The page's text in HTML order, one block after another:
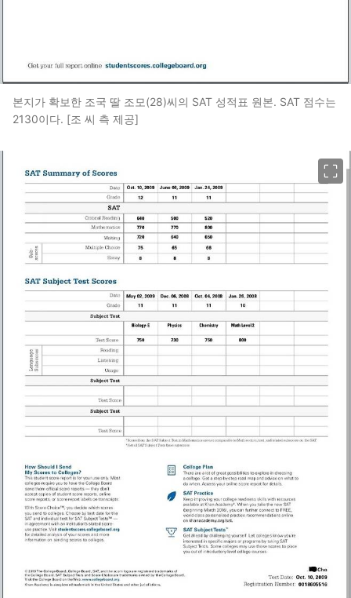
본지가 확보한 조국 딸 조모(28)씨의 SAT 성적표 원본. SAT 점수는
2130이다. [조 씨 측 제공]